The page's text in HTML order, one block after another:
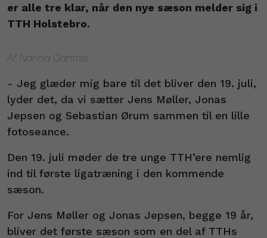
er alle tre klar, når den nye sæson melder sig i
TTH Holstebro.
Af Nanna Gantriis
- Jeg glæder mig bare til det bliver den 19. juli,
lyder det, da vi sætter Jens Møller, Jonas
Jepsen og Sebastian Ørum sammen til en lille
fotoseance.
Den 19. juli møder de tre unge TTH’ere nemlig
ind til første ligatræning i den kommende
sæson.
For Jens Møller og Jonas Jepsen, begge 19 år,
bliver det første sæson som en del af TTHs